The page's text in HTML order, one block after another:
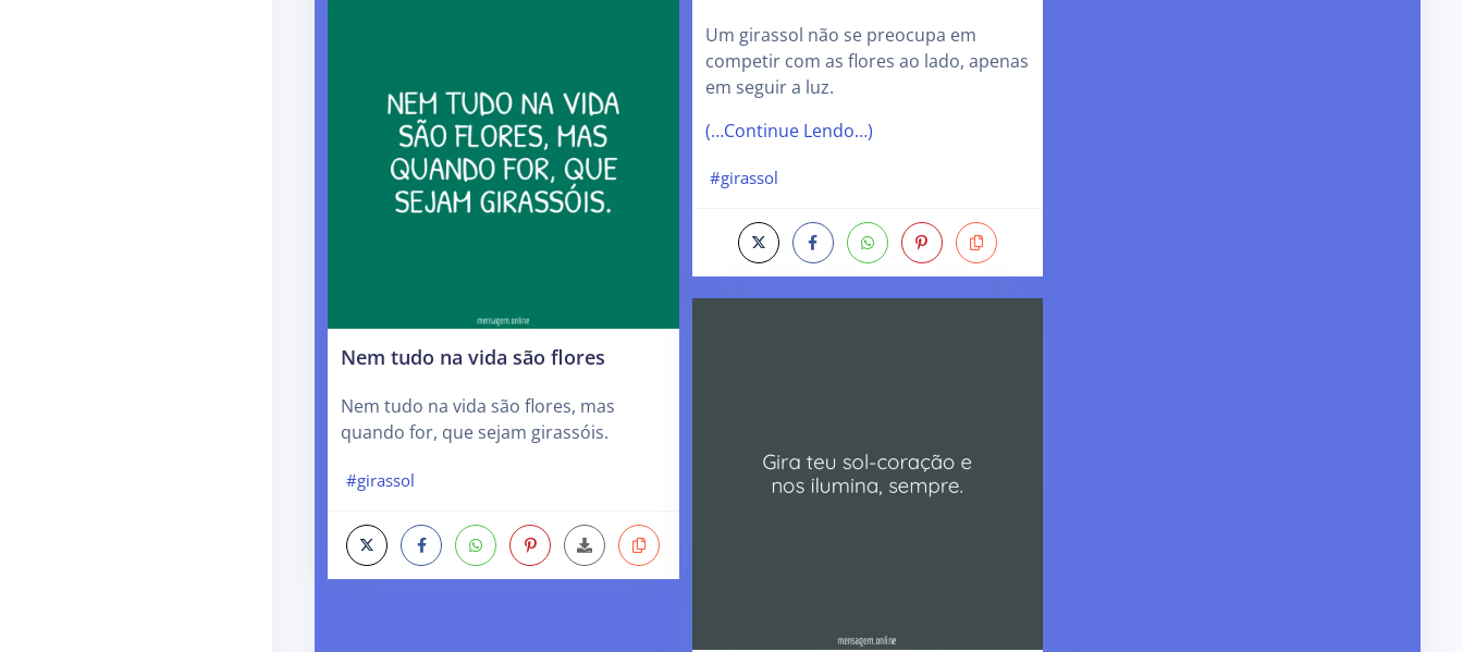
Nem tudo na vida são flores
Nem tudo na vida são flores, mas
quando for, que sejam girassóis.
#girassol
Um girassol não se preocupa em
competir com as flores ao lado, apenas
em seguir a luz.
(…Continue Lendo…)
#girassol